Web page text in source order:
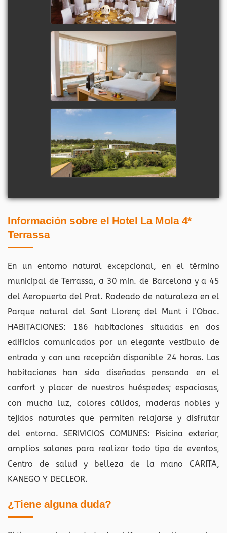
Información sobre el Hotel La Mola 4*
Terrassa
En un entorno natural excepcional, en el término
municipal de Terrassa, a 30 min. de Barcelona y a 45
del Aeropuerto del Prat. Rodeado de naturaleza en el
Parque natural del Sant Llorenç del Munt i l’Obac.
HABITACIONES: 186 habitaciones situadas en dos
edificios comunicados por un elegante vestíbulo de
entrada y con una recepción disponible 24 horas. Las
habitaciones han sido diseñadas pensando en el
confort y placer de nuestros huéspedes; espaciosas,
con mucha luz, colores cálidos, maderas nobles y
tejidos naturales que permiten relajarse y disfrutar
del entorno. SERIVICIOS COMUNES: Pisicina exterior,
amplios salones para realizar todo tipo de eventos,
Centro de salud y belleza de la mano CARITA,
KANEGO Y DECLEOR.
¿Tiene alguna duda?